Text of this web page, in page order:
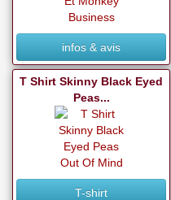
infos & avis
T Shirt Skinny Black Eyed
Peas...
T-shirt